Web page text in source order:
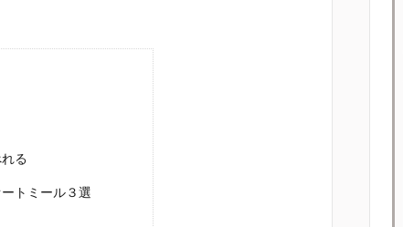
る
トミール３選